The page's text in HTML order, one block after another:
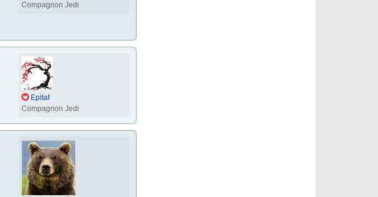
Compagnon Jedi
Epitaf
Compagnon Jedi